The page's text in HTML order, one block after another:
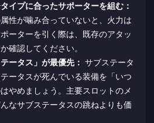
イプに合ったサポーターを組む：
性が噛み合っていないと、火力は
ーターを引く際は、既存のアタッ
確認してください。
ータス」が最優先： サブステータ
ータスが死んでいる装備を「いつ
やめましょう。主要スロットのメ
なサブステータスの跳ねよりも価